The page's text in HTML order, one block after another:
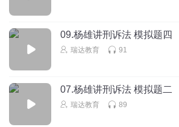
09.杨雄讲刑诉法 模拟题四
瑞达教育 91
07.杨雄讲刑诉法 模拟题二
瑞达教育 89